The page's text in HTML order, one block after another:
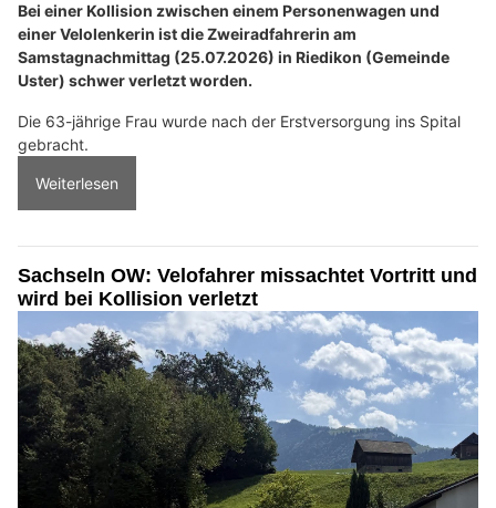
Bei einer Kollision zwischen einem Personenwagen und
einer Velolenkerin ist die Zweiradfahrerin am
Samstagnachmittag (25.07.2026) in Riedikon (Gemeinde
Uster) schwer verletzt worden.
Die 63-jährige Frau wurde nach der Erstversorgung ins Spital
gebracht.
Weiterlesen
Sachseln OW: Velofahrer missachtet Vortritt und
wird bei Kollision verletzt